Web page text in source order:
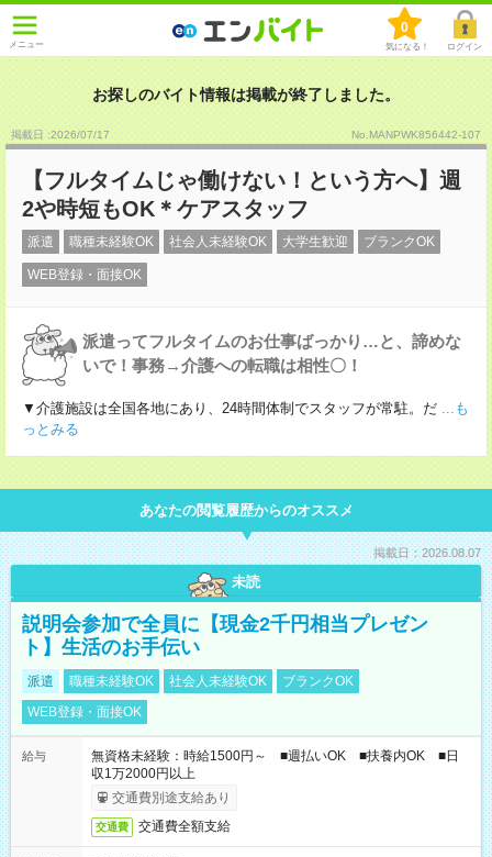
メニュー
0
気になる！ ログイン
お探しのバイト情報は掲載が終了しました。
掲載日 :2026/07/17 No.MANPWK856442-107
【フルタイムじゃ働けない！という方へ】週
2や時短もOK＊ケアスタッフ
派遣 職種未経験OK 社会人未経験OK 大学生歓迎 ブランクOK
WEB登録・面接OK
派遣ってフルタイムのお仕事ばっかり…と、諦めな
いで！事務→介護への転職は相性〇！
▼介護施設は全国各地にあり、24時間体制でスタッフが常駐。だ ...も
っとみる
あなたの閲覧履歴からのオススメ
掲載日：2026.08.07
未読
説明会参加で全員に【現金2千円相当プレゼン
ト】生活のお手伝い
派遣 職種未経験OK 社会人未経験OK
ブランクOK
WEB登録・面接OK
給与
無資格未経験：時給1500円～ ■週払いOK ■扶養内OK ■日
収1万2000円以上
交通費別途支給あり
交通費 交通費全額支給